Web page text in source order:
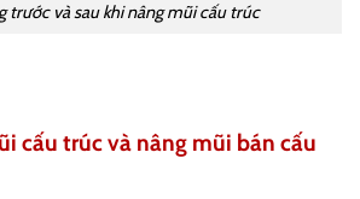
trước và sau khi nâng mũi cấu trúc
cấu trúc và nâng mũi bán cấu